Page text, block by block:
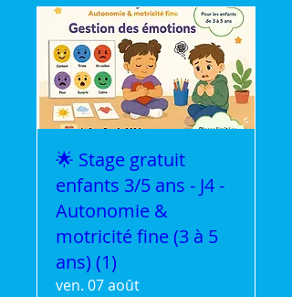
🌟 Stage gratuit
enfants 3/5 ans - J4 -
Autonomie &
motricité fine (3 à 5
ans) (1)
ven. 07 août